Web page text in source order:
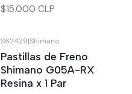
$15.000 CLP
S62429|Shimano
Pastillas de Freno
Shimano G05A-RX
Resina x 1 Par